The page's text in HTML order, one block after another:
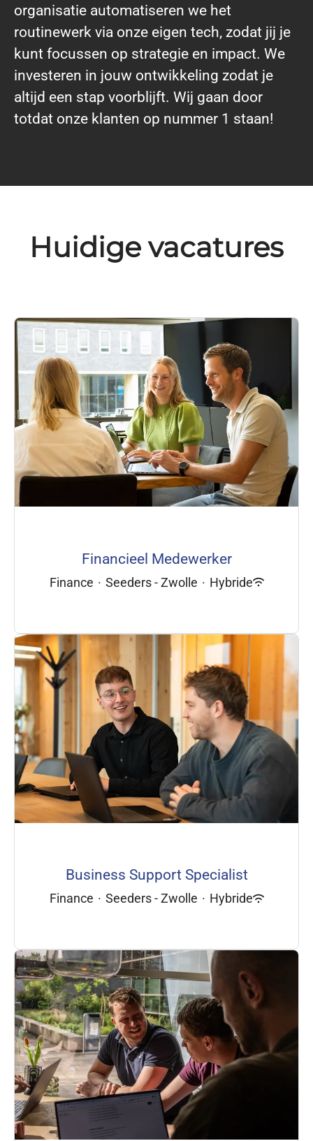
organisatie automatiseren we het
routinewerk via onze eigen tech, zodat jij je
kunt focussen op strategie en impact. We
investeren in jouw ontwikkeling zodat je
altijd een stap voorblijft. Wij gaan door
totdat onze klanten op nummer 1 staan!
Huidige vacatures
Financieel Medewerker
Finance · Seeders - Zwolle · Hybride
Business Support Specialist
Finance · Seeders - Zwolle · Hybride